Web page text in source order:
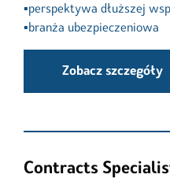
▪️perspektywa dłuższej
▪️branża ubezpieczeniowa
Zobacz szczegóły
Contracts